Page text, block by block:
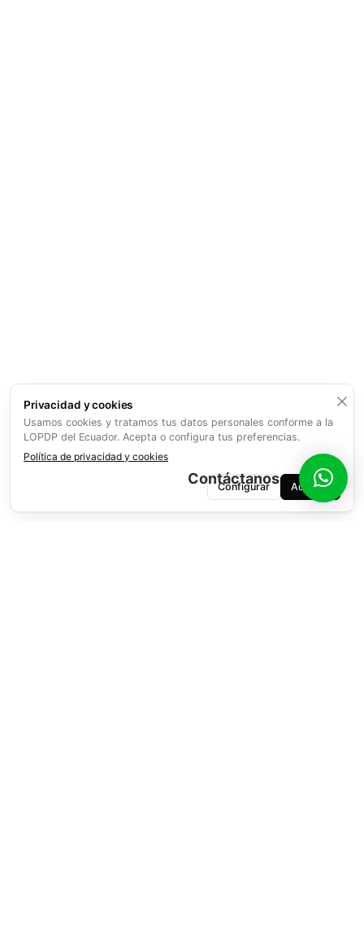
Contáctanos
Privacidad y cookies
Usamos cookies y tratamos tus datos personales conforme a la
LOPDP del Ecuador. Acepta o configura tus preferencias.
Política de privacidad y cookies
Configurar Aceptar